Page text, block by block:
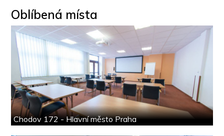
Oblíbená místa
Chodov 172 - Hlavní město Praha